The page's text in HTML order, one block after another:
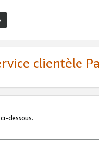
clientèle
dessous.